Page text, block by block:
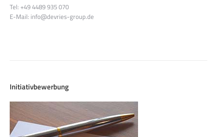
Tel: +49 4489 935 070
E-Mail: info@devries-group.de
Initiativbewerbung